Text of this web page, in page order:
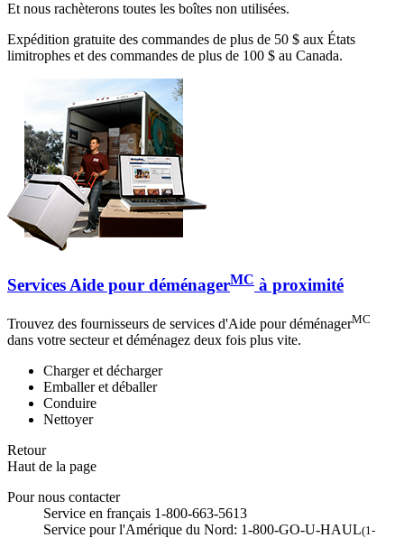
Et nous rachèterons toutes les boîtes non utilisées.
Expédition gratuite des commandes de plus de 50 $ aux États
limitrophes et des commandes de plus de 100 $ au Canada.
Services Aide pour déménagerMC à proximité
Trouvez des fournisseurs de services d'Aide pour déménagerMC
dans votre secteur et déménagez deux fois plus vite.
Charger et décharger
Emballer et déballer
Conduire
Nettoyer
Retour
Haut de la page
Pour nous contacter
Service en français 1-800-663-5613
Service pour l'Amérique du Nord: 1-800-GO-U-HAUL(1-